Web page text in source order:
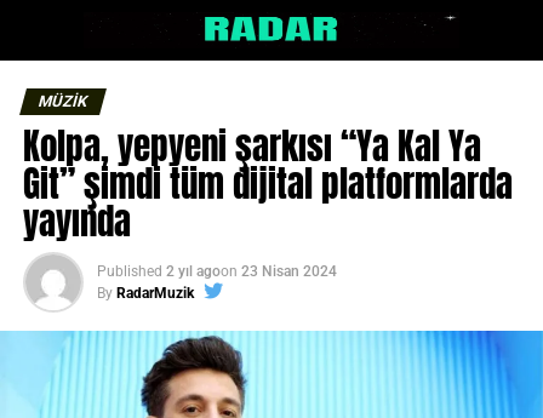
MÜZİK
Kolpa, yepyeni şarkısı “Ya Kal Ya
Git” şimdi tüm dijital platformlarda
yayında
Published 2 yıl agoon 23 Nisan 2024
By RadarMuzik